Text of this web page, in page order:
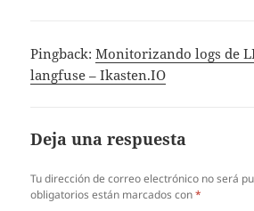
Pingback:Monitorizando logs de
langfuse – Ikasten.IO
Deja una respuesta
Tu dirección de correo electrónico no será
obligatorios están marcados con*